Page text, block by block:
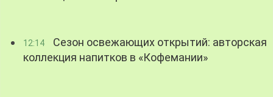
12:14
Сезон освежающих открытий: авторская
коллекция напитков в «Кофемании»